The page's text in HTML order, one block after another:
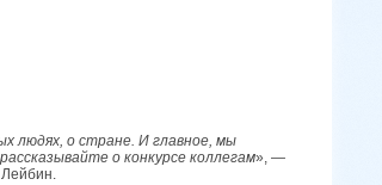
людях, о стране. И главное, мы
о конкурсе коллегам», —
Лейбин.